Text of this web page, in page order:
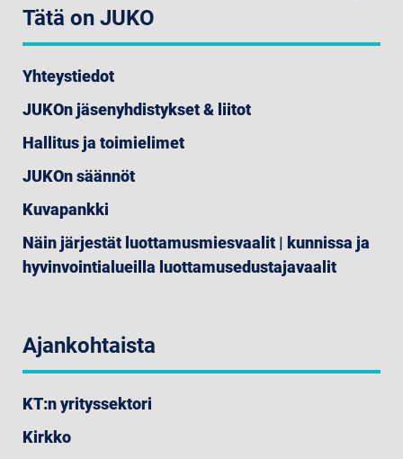
Tätä on JUKO
Yhteystiedot
JUKOn jäsenyhdistykset & liitot
Hallitus ja toimielimet
JUKOn säännöt
Kuvapankki
Näin järjestät luottamusmiesvaalit | kunnissa ja
hyvinvointialueilla luottamusedustajavaalit
Ajankohtaista
KT:n yrityssektori
Kirkko